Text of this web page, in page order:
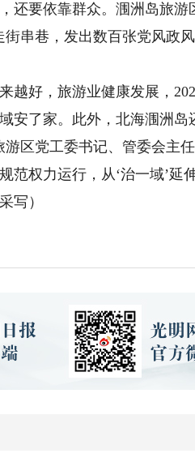
要依靠群众。涠洲岛旅游
串巷，发出数百张党风政
好，旅游业健康发展，
安了家。此外，北海涠洲
区党工委书记、管委会主
范权力运行，从‘治一域’延
写）